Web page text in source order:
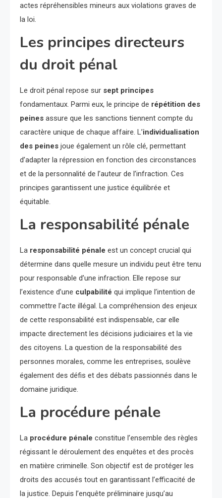
actes répréhensibles mineurs aux violations graves de
la loi.
Les principes directeurs
du droit pénal
Le droit pénal repose sur sept principes
fondamentaux. Parmi eux, le principe de répétition des
peines assure que les sanctions tiennent compte du
caractère unique de chaque affaire. L’individualisation
des peines joue également un rôle clé, permettant
d’adapter la répression en fonction des circonstances
et de la personnalité de l’auteur de l’infraction. Ces
principes garantissent une justice équilibrée et
équitable.
La responsabilité pénale
La responsabilité pénale est un concept crucial qui
détermine dans quelle mesure un individu peut être tenu
pour responsable d’une infraction. Elle repose sur
l’existence d’une culpabilité qui implique l’intention de
commettre l’acte illégal. La compréhension des enjeux
de cette responsabilité est indispensable, car elle
impacte directement les décisions judiciaires et la vie
des citoyens. La question de la responsabilité des
personnes morales, comme les entreprises, soulève
également des défis et des débats passionnés dans le
domaine juridique.
La procédure pénale
La procédure pénale constitue l’ensemble des règles
régissant le déroulement des enquêtes et des procès
en matière criminelle. Son objectif est de protéger les
droits des accusés tout en garantissant l’efficacité de
la justice. Depuis l’enquête préliminaire jusqu’au